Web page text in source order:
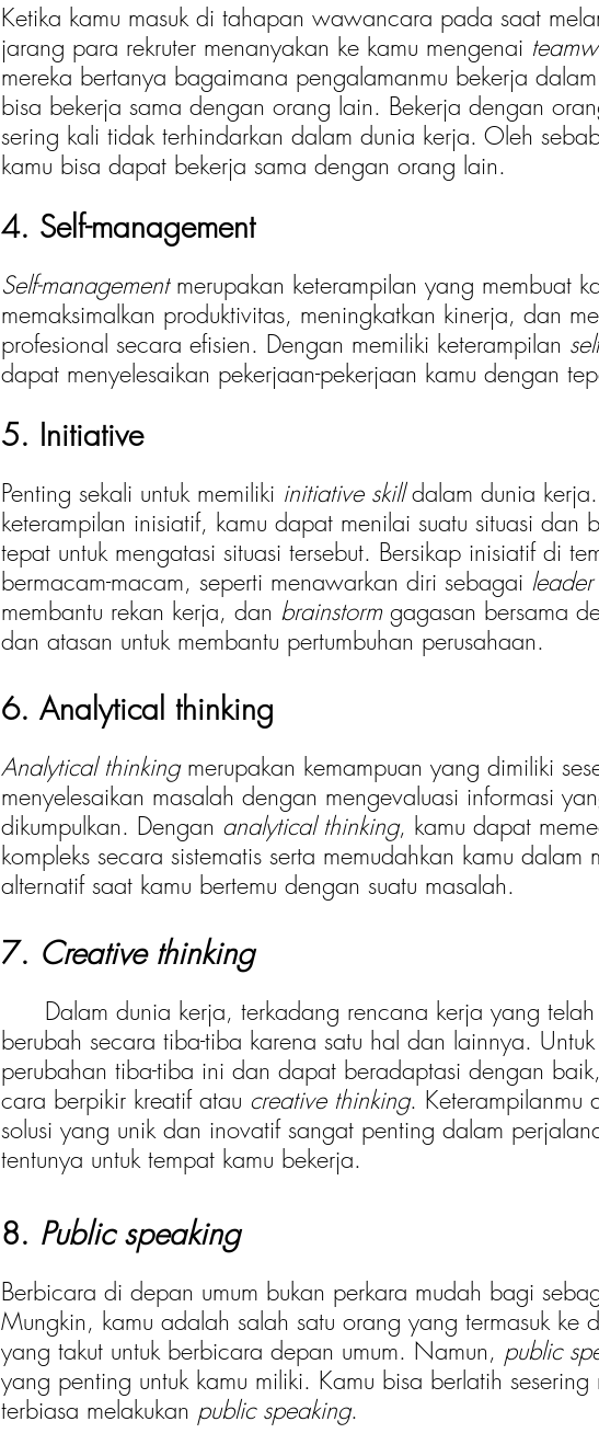
Ketika kamu masuk di tahapan wawancara pada saat
jarang para rekruter menanyakan ke kamu mengenai
mereka bertanya bagaimana pengalamanmu bekerja
bisa bekerja sama dengan orang lain. Bekerja dengan
sering kali tidak terhindarkan dalam dunia kerja. Oleh
kamu bisa dapat bekerja sama dengan orang lain.
4. Self-management
Self-management merupakan keterampilan yang membuat
memaksimalkan produktivitas, meningkatkan kinerja, dan
profesional secara efisien. Dengan memiliki keterampilan
dapat menyelesaikan pekerjaan-pekerjaan kamu dengan
5. Initiative
Penting sekali untuk memiliki initiative skill dalam dunia
keterampilan inisiatif, kamu dapat menilai suatu situasi dan
tepat untuk mengatasi situasi tersebut. Bersikap inisiatif di
bermacam-macam, seperti menawarkan diri sebagai leader
membantu rekan kerja, dan brainstorm gagasan bersama
dan atasan untuk membantu pertumbuhan perusahaan.
6. Analytical thinking
Analytical thinking merupakan kemampuan yang dimiliki
menyelesaikan masalah dengan mengevaluasi informasi
dikumpulkan. Dengan analytical thinking, kamu dapat
kompleks secara sistematis serta memudahkan kamu dalam
alternatif saat kamu bertemu dengan suatu masalah.
7. Creative thinking
berubah secara tiba-tiba karena satu hal dan lainnya.
perubahan tiba-tiba ini dan dapat beradaptasi dengan
cara berpikir kreatif atau creative thinking. Keterampilanmu
solusi yang unik dan inovatif sangat penting dalam
tentunya untuk tempat kamu bekerja.
8. Public speaking
Berbicara di depan umum bukan perkara mudah bagi
Mungkin, kamu adalah salah satu orang yang termasuk ke
yang takut untuk berbicara depan umum. Namun, public
yang penting untuk kamu miliki. Kamu bisa berlatih
terbiasa melakukan public speaking.